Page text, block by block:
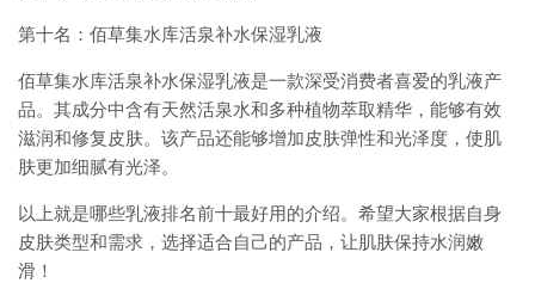
第十名：佰草集水库活泉补水保湿乳液
佰草集水库活泉补水保湿乳液是一款深受消费者喜爱的乳液产
品。其成分中含有天然活泉水和多种植物萃取精华，能够有效
滋润和修复皮肤。该产品还能够增加皮肤弹性和光泽度，使肌
肤更加细腻有光泽。
以上就是哪些乳液排名前十最好用的介绍。希望大家根据自身
皮肤类型和需求，选择适合自己的产品，让肌肤保持水润嫩
滑！